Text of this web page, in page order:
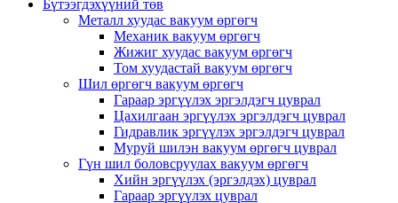
Бүтээгдэхүүний төв
Металл хуудас вакуум өргөгч
Механик вакуум өргөгч
Жижиг хуудас вакуум өргөгч
Том хуудастай вакуум өргөгч
Шил өргөгч вакуум өргөгч
Гараар эргүүлэх эргэлдэгч цуврал
Цахилгаан эргүүлэх эргэлдэгч цуврал
Гидравлик эргүүлэх эргэлдэгч цуврал
Муруй шилэн вакуум өргөгч цуврал
Гүн шил боловсруулах вакуум өргөгч
Хийн эргүүлэх (эргэлдэх) цуврал
Гараар эргүүлэх цуврал